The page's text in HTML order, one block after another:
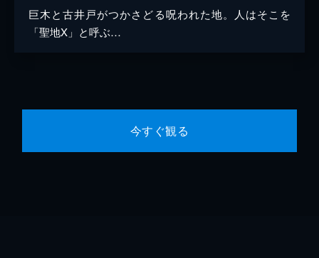
巨木と古井戸がつかさどる呪われた地。人はそこを
「聖地X」と呼ぶ…
今すぐ観る